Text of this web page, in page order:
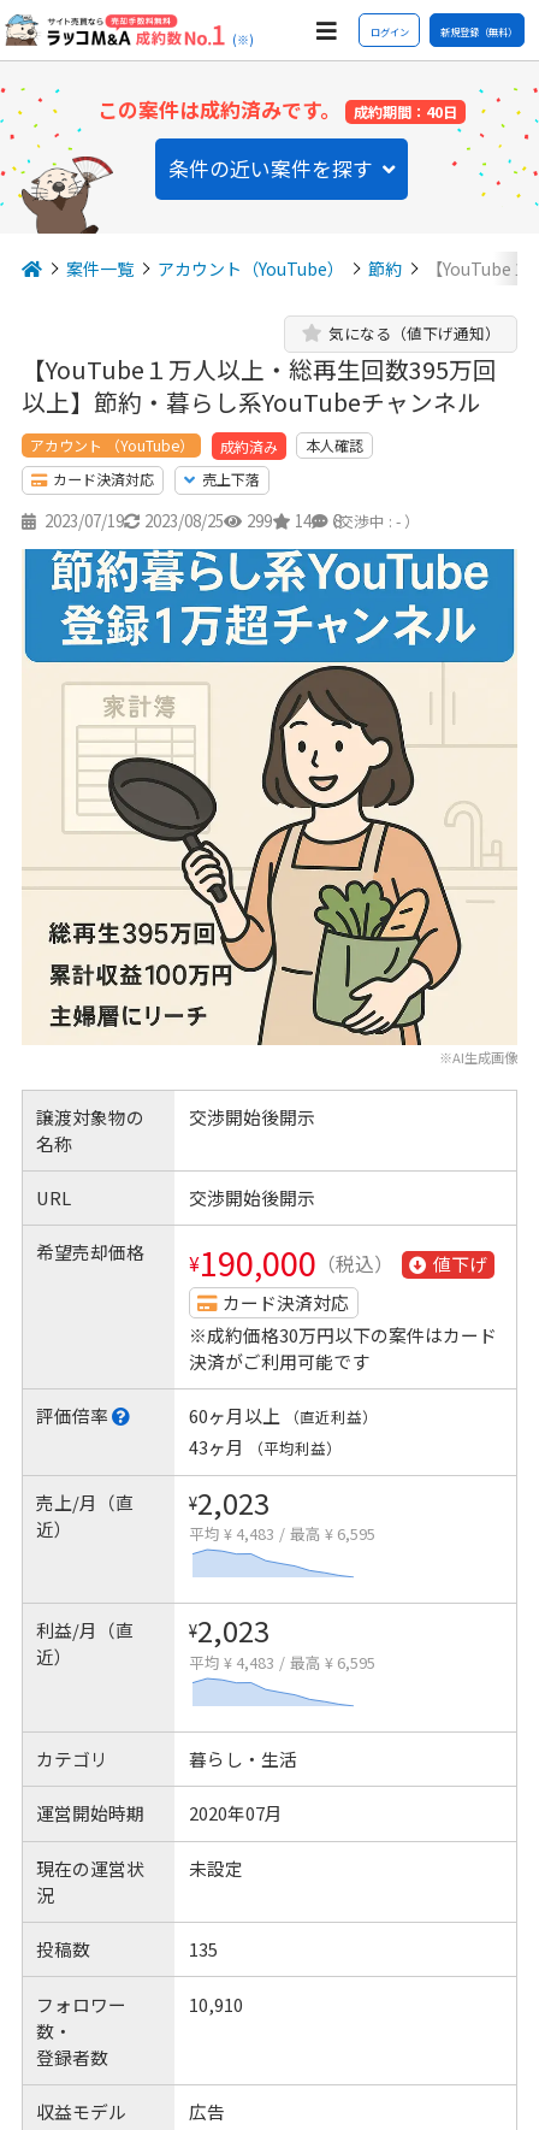
(※) ログイン 新規登録（無料）
この案件は成約済みです。 成約期間：40日
条件の近い案件を探す
案件一覧 アカウント（YouTube） 節約 【YouTube
【YouTube１万人以上・総再生回数395万回
以上】節約・暮らし系YouTubeチャンネル
気になる（値下げ通知）
アカウント （YouTube） 成約済み
本人確認
カード決済対応
売上下落
2023/07/19 2023/08/25 299 14 8
（交渉中 : - ）
※AI生成画像
譲渡対象物の
名称
交渉開始後開示
URL 交渉開始後開示
希望売却価格 ¥190,000 （税込）
値下げ
カード決済対応
※成約価格30万円以下の案件はカード
決済がご利用可能です
評価倍率 60ヶ月以上 （直近利益）
43ヶ月 （平均利益）
売上/月（直
近）
¥2,023
平均 ¥ 4,483 / 最高 ¥ 6,595
利益/月（直
近）
¥2,023
平均 ¥ 4,483 / 最高 ¥ 6,595
カテゴリ 暮らし・生活
運営開始時期 2020年07月
現在の運営状
況
未設定
投稿数 135
フォロワー
数・
登録者数
10,910
収益モデル 広告